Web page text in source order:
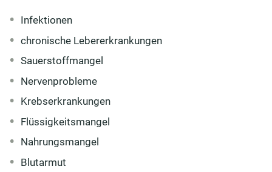
Infektionen
chronische Lebererkrankungen
Sauerstoffmangel
Nervenprobleme
Krebserkrankungen
Flüssigkeitsmangel
Nahrungsmangel
Blutarmut